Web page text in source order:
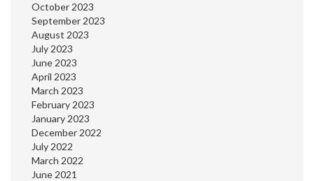
October 2023
September 2023
August 2023
July 2023
June 2023
April 2023
March 2023
February 2023
January 2023
December 2022
July 2022
March 2022
June 2021